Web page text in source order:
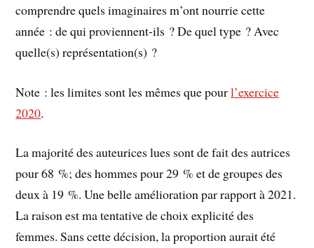
comprendre quels imaginaires m’ont nourrie cette
année : de qui proviennent-ils ? De quel type ? Avec
quelle(s) représentation(s) ?
Note : les limites sont les mêmes que pourl’exercice
2020.
La majorité des auteurices lues sont de fait des autrices
pour 68 %; des hommes pour 29 % et de groupes des
deux à 19 %. Une belle amélioration par rapport à 2021.
La raison est ma tentative de choix explicité des
femmes. Sans cette décision, la proportion aurait été